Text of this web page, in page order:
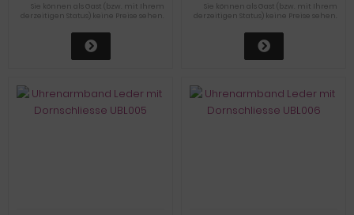
Sie können als Gast (bzw. mit Ihrem
derzeitigen Status) keine Preise sehen.
Sie können als Gast (bzw. mit Ihrem
derzeitigen Status) keine Preise sehen.